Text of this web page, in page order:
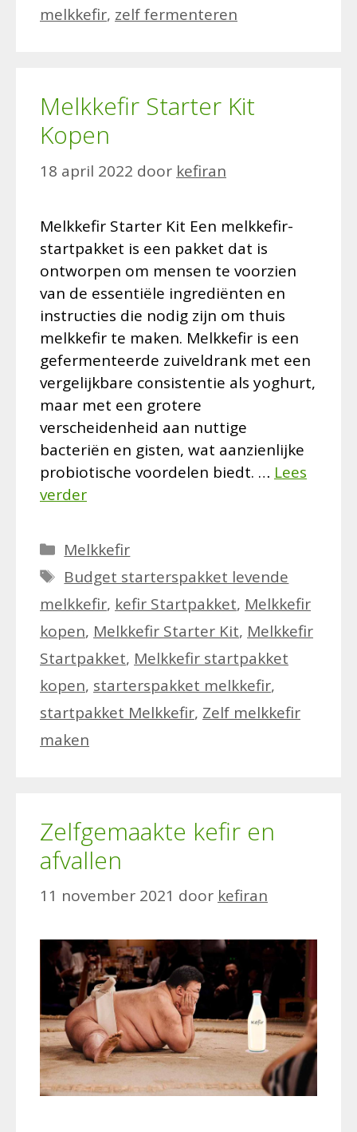
melkkefir, zelf fermenteren
Melkkefir Starter Kit
Kopen
18 april 2022 door kefiran
Melkkefir Starter Kit Een melkkefir-
startpakket is een pakket dat is
ontworpen om mensen te voorzien
van de essentiële ingrediënten en
instructies die nodig zijn om thuis
melkkefir te maken. Melkkefir is een
gefermenteerde zuiveldrank met een
vergelijkbare consistentie als yoghurt,
maar met een grotere
verscheidenheid aan nuttige
bacteriën en gisten, wat aanzienlijke
probiotische voordelen biedt. … Lees
verder
Categorieën
Melkkefir
Tags
Budget starterspakket levende
melkkefir, kefir Startpakket, Melkkefir
kopen, Melkkefir Starter Kit, Melkkefir
Startpakket, Melkkefir startpakket
kopen, starterspakket melkkefir,
startpakket Melkkefir, Zelf melkkefir
maken
Zelfgemaakte kefir en
afvallen
11 november 2021 door kefiran